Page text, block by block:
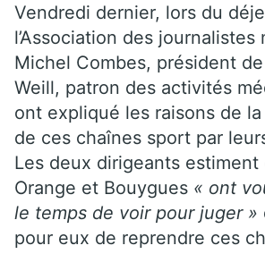
Vendredi dernier, lors du
l’Association des journalistes
Michel Combes, président
Weill, patron des activités
ont expliqué les raisons de
de ces chaînes sport par
Les deux dirigeants estiment
Orange et Bouygues « ont
le temps de voir pour juger »
pour eux de reprendre ces